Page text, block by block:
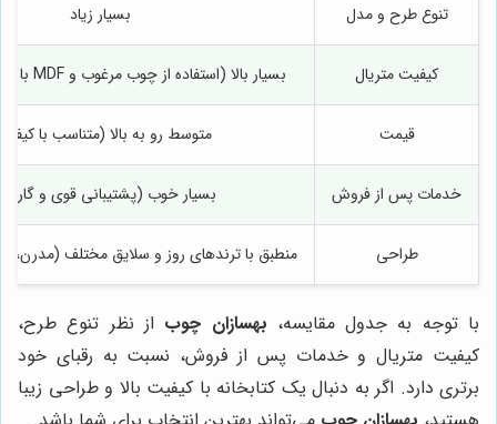
تنوع طرح و مدل بسیار زیاد
کیفیت متریال بسیار بالا (استفاده از چوب مرغوب و MDF با روکش با کیفیت)
قیمت متوسط رو به بالا (متناسب با
خدمات پس از فروش بسیار خوب (پشتیبانی قوی و
طراحی منطبق با ترندهای روز و سلایق مختلف (مدرن،
با توجه به جدول مقایسه، بهسازان چوب از نظر تنوع طرح،
کیفیت متریال و خدمات پس از فروش، نسبت به رقبای خود
برتری دارد. اگر به دنبال یک کتابخانه با کیفیت بالا و طراحی زیبا